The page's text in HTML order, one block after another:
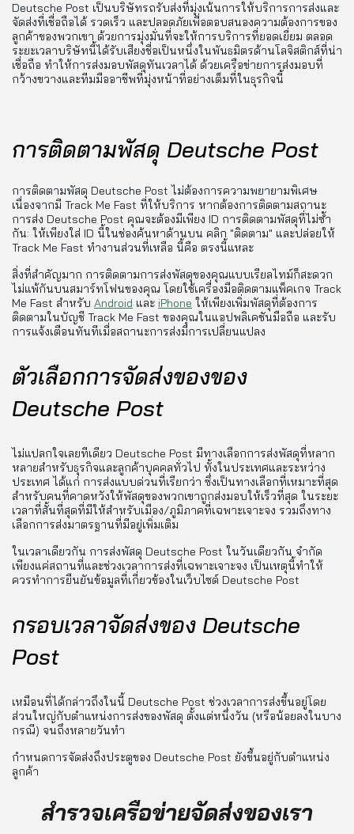
Deutsche Post เป็นบริษัทรถรับส่งที่มุ่งเน้นการให้บริการการส่งและ
จัดส่งที่เชื่อถือได้ รวดเร็ว และปลอดภัยเพื่อตอบสนองความต้องการของ
ลูกค้าของพวกเขา ด้วยการมุ่งมั่นที่จะให้การบริการที่ยอดเยี่ยม ตลอด
ระยะเวลาบริษัทนี้ได้รับเสียงชื่อเป็นหนึ่งในพันธมิตรด้านโลจิสติกส์ที่น่า
เชื่อถือ ทำให้การส่งมอบพัสดุทันเวลาได้ ด้วยเครือข่ายการส่งมอบที่
กว้างขวางและทีมมืออาชีพที่มุ่งหน้าที่อย่างเต็มที่ในธุรกิจนี้
การติดตามพัสดุ Deutsche Post
การติดตามพัสดุ Deutsche Post ไม่ต้องการความพยายามพิเศษ
เนื่องจากมี Track Me Fast ที่ให้บริการ หากต้องการติดตามสถานะ
การส่ง Deutsche Post คุณจะต้องมีเพียง ID การติดตามพัสดุที่ไม่ซ้ำ
กัน: ให้เพียงใส่ ID นี้ในช่องค้นหาด้านบน คลิก "ติดตาม" และปล่อยให้
Track Me Fast ทำงานส่วนที่เหลือ นี้คือ ตรงนี้แหละ
สิ่งที่สำคัญมาก การติดตามการส่งพัสดุของคุณแบบเรียลไทม์ก็สะดวก
ไม่แพ้กันบนสมาร์ทโฟนของคุณ โดยใช้เครื่องมือติดตามแพ็คเกจ Track
Me Fast สำหรับ Android และ iPhone ให้เพียงเพิ่มพัสดุที่ต้องการ
ติดตามในบัญชี Track Me Fast ของคุณในแอปพลิเคชันมือถือ และรับ
การแจ้งเตือนทันทีเมื่อสถานะการส่งมีการเปลี่ยนแปลง
ตัวเลือกการจัดส่งของของ
Deutsche Post
ไม่แปลกใจเลยทีเดียว Deutsche Post มีทางเลือกการส่งพัสดุที่หลาก
หลายสำหรับธุรกิจและลูกค้าบุคคลทั่วไป ทั้งในประเทศและระหว่าง
ประเทศ ได้แก่ การส่งแบบด่วนที่เรียกว่า ซึ่งเป็นทางเลือกที่เหมาะที่สุด
สำหรับคนที่คาดหวังให้พัสดุของพวกเขาถูกส่งมอบให้เร็วที่สุด ในระยะ
เวลาที่สั้นที่สุดที่มีให้สำหรับเมือง/ภูมิภาคที่เฉพาะเจาะจง รวมถึงทาง
เลือกการส่งมาตรฐานที่มีอยู่เพิ่มเติม
ในเวลาเดียวกัน การส่งพัสดุ Deutsche Post ในวันเดียวกัน จำกัด
เพียงแค่สถานที่และช่วงเวลาการส่งที่เฉพาะเจาะจง เป็นเหตุนี้ทำให้
ควรทำการยืนยันข้อมูลที่เกี่ยวข้องในเว็บไซต์ Deutsche Post
กรอบเวลาจัดส่งของ Deutsche
Post
เหมือนที่ได้กล่าวถึงในนี้ Deutsche Post ช่วงเวลาการส่งขึ้นอยู่โดย
ส่วนใหญ่กับตำแหน่งการส่งของพัสดุ ตั้งแต่หนึ่งวัน (หรือน้อยลงในบาง
กรณี) จนถึงหลายวันทำ
กำหนดการจัดส่งถึงประตูของ Deutsche Post ยังขึ้นอยู่กับตำแหน่ง
ลูกค้า
สำรวจเครือข่ายจัดส่งของเรา